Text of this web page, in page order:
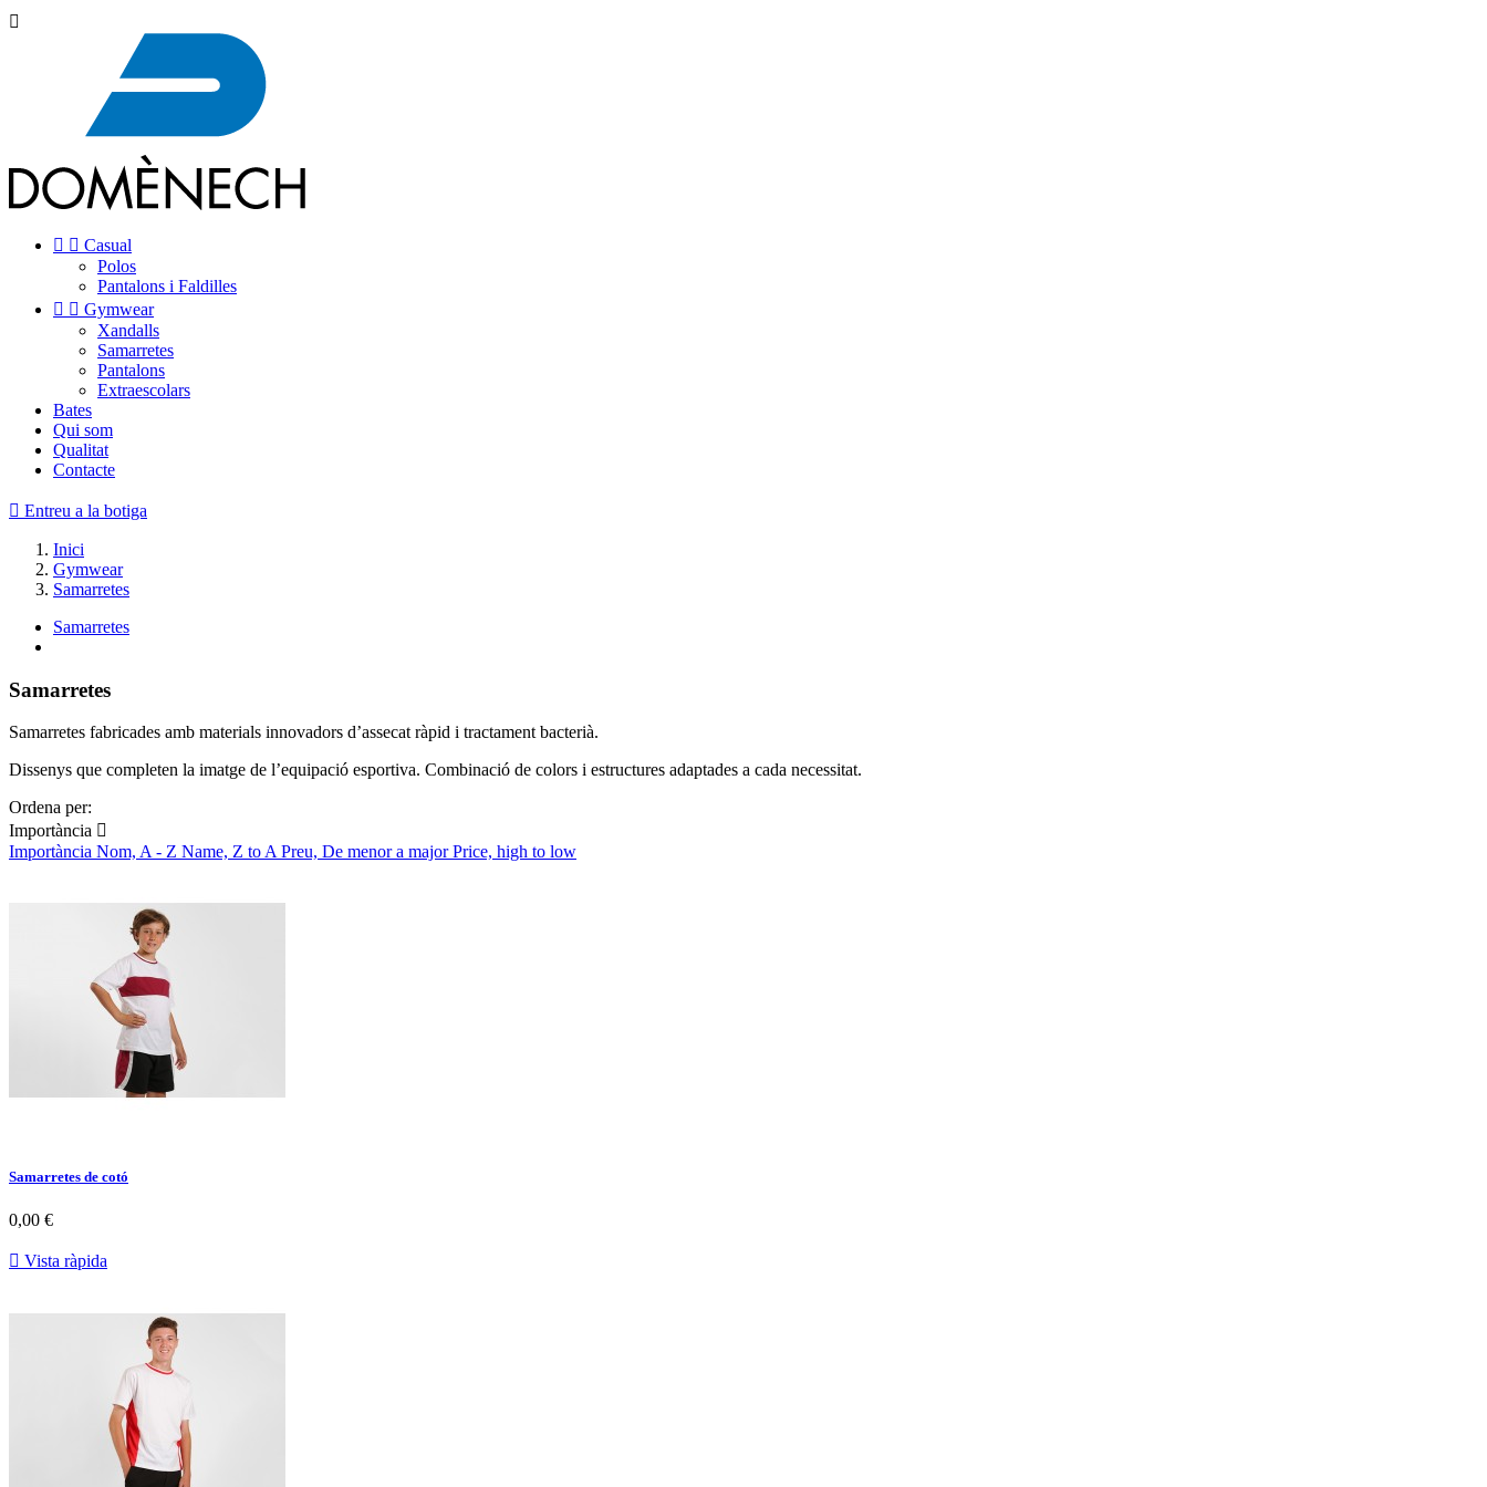

  Casual
Polos
Pantalons i Faldilles
  Gymwear
Xandalls
Samarretes
Pantalons
Extraescolars
Bates
Qui som
Qualitat
Contacte
 Entreu a la botiga
Inici
Gymwear
Samarretes
Samarretes
Samarretes
Samarretes fabricades amb materials innovadors d’assecat ràpid i tractament bacterià.
Dissenys que completen la imatge de l’equipació esportiva. Combinació de colors i estructures adaptades a cada necessitat.
Ordena per:
Importància 
Importància Nom, A - Z Name, Z to APreu, De menor a majorPrice, high to low
Samarretes de cotó
0,00 €
 Vista ràpida